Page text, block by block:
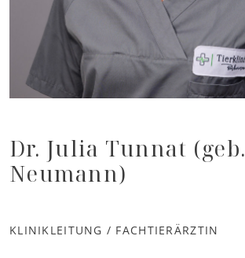
Dr. Julia Tunnat (geb.
Neumann)
KLINIKLEITUNG / FACHTIERÄRZTIN